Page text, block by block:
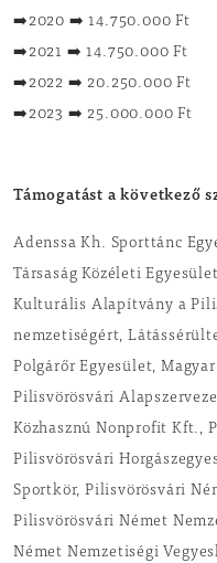
➡️2020 ➡️ 14.750.000 Ft
➡️2021 ➡️ 14.750.000 Ft
➡️2022 ➡️ 20.250.000 Ft
➡️2023 ➡️ 25.000.000 Ft
Támogatást a következő
Adenssa Kh. Sporttánc
Társaság Közéleti
Kulturális Alapítvány a
nemzetiségért,
Polgárőr Egyesület,
Pilisvörösvári
Közhasznú Nonprofit Kft.,
Pilisvörösvári
Sportkör, Pilisvörösvári
Pilisvörösvári Német
Német Nemzetiségi